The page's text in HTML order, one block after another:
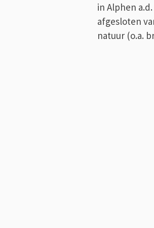
in Alphen
afgesloten
natuur (o.a.